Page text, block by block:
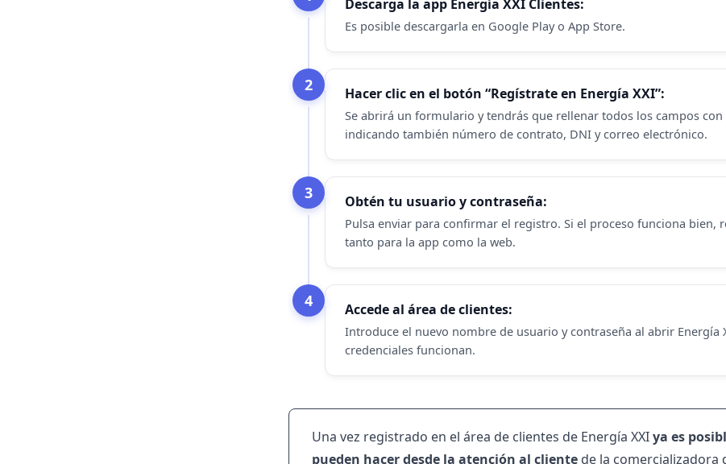
Descarga la app Energía XXI Clientes:
Es posible descargarla en Google Play o App Store.
2 Hacer clic en el botón “Regístrate en Energía XXI”:
Se abrirá un formulario y tendrás que rellenar todos los campos
indicando también número de contrato, DNI y correo electrónico.
3 Obtén tu usuario y contraseña:
Pulsa enviar para confirmar el registro. Si el proceso funciona
tanto para la app como la web.
4 Accede al área de clientes:
Introduce el nuevo nombre de usuario y contraseña al abrir Energía
credenciales funcionan.
Una vez registrado en el área de clientes de Energía XXIya es
pueden hacer desde la atención al clientede la comercializadora